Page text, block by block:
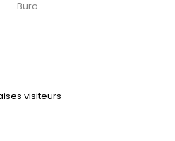
visiteurs